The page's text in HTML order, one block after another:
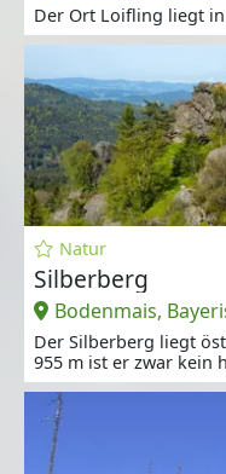
Der Ort Loifling liegt
Natur
Silberberg
Bodenmais,
Der Silberberg liegt
955 m ist er zwar kein